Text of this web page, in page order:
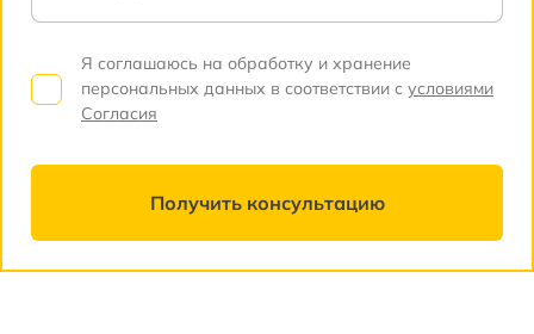
Я соглашаюсь на обработку и хранение
персональных данных в соответствии с условиями
Согласия
Получить консультацию